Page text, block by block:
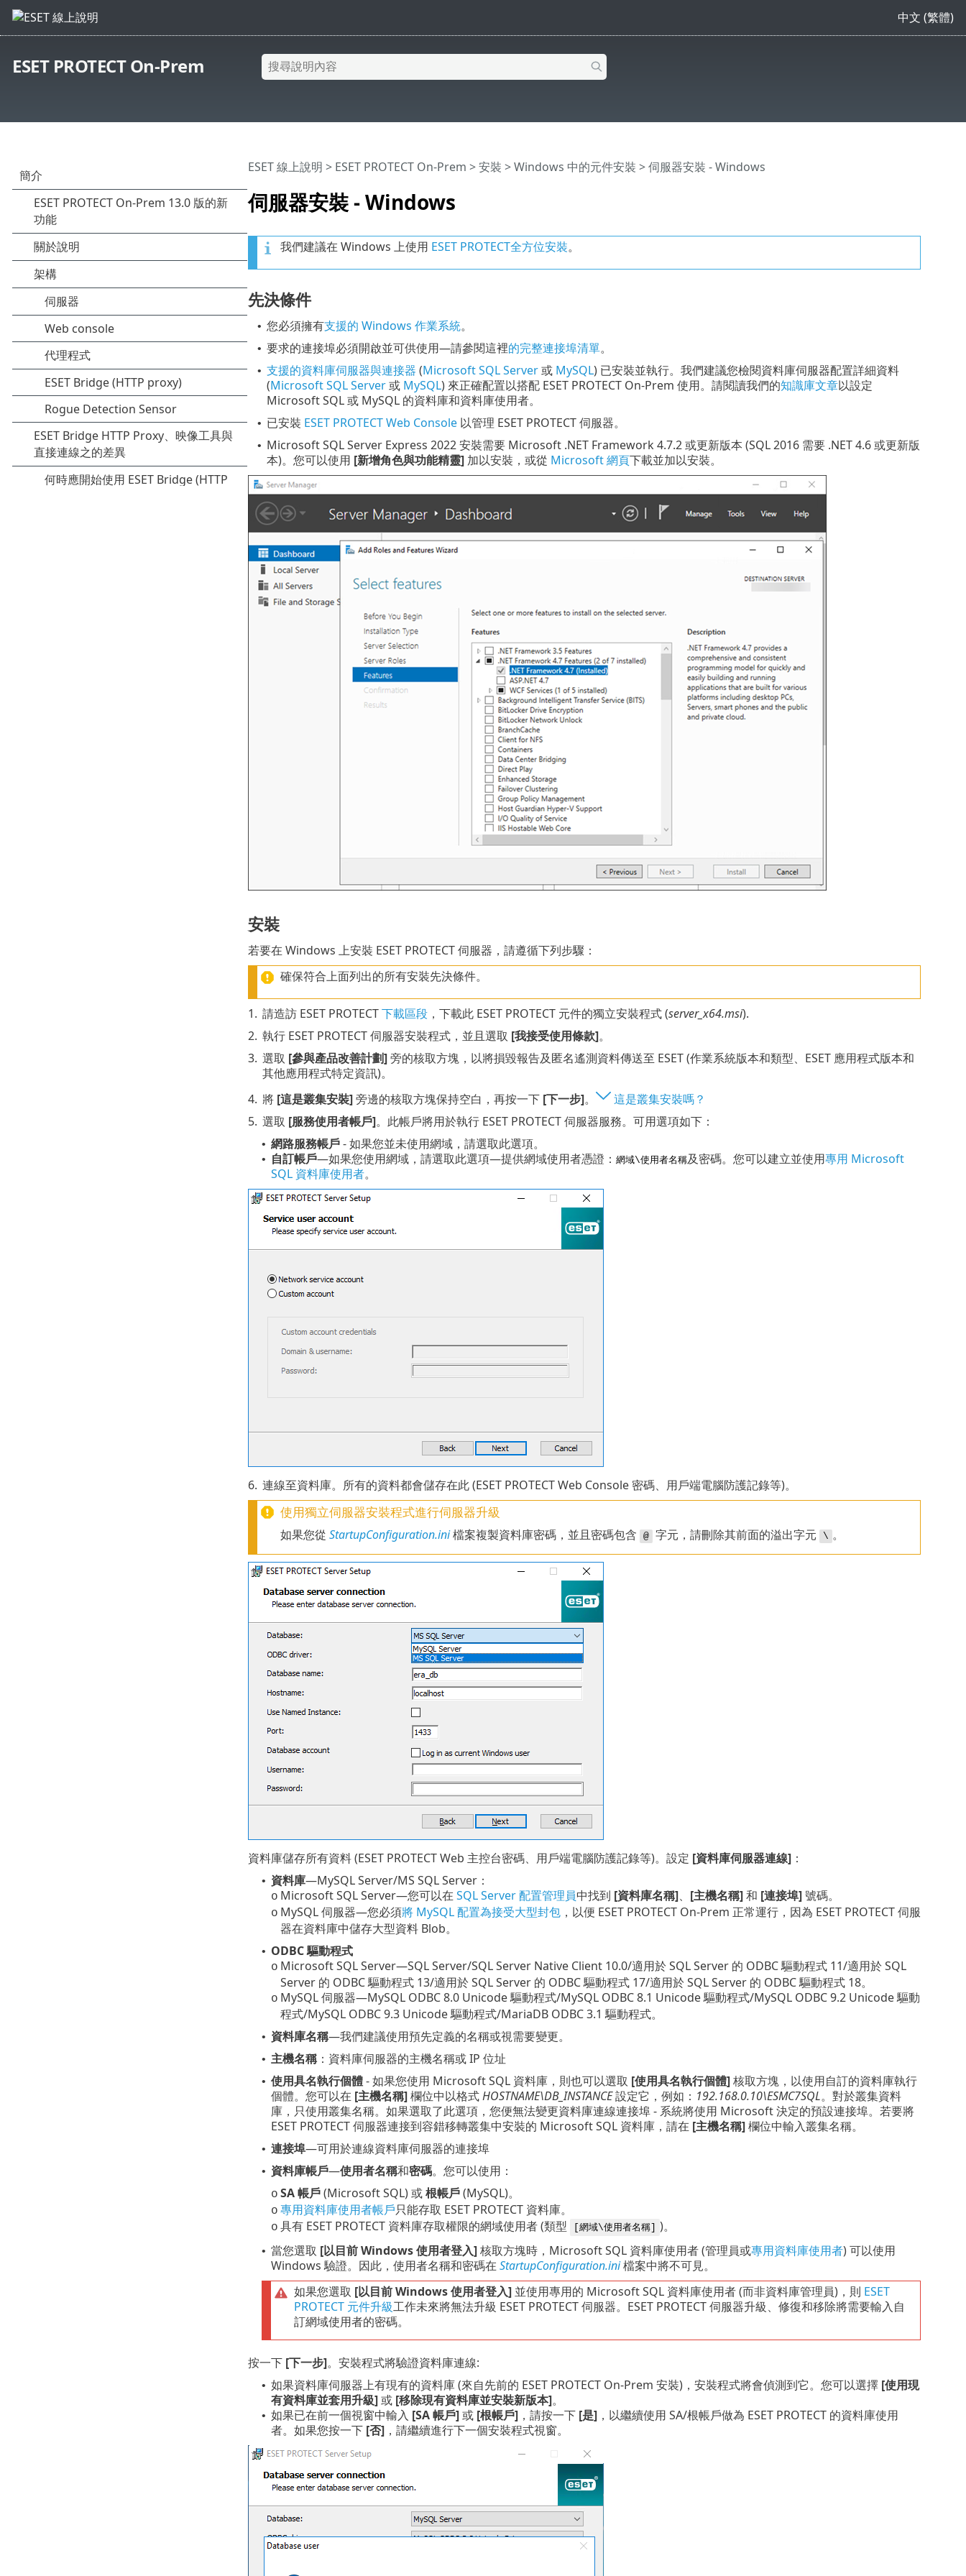
中文 (繁體)
ESET PROTECT On-Prem
伺服器安裝 - Windows
ESET 線上說明 > ESET PROTECT On-Prem >安裝 >Windows 中的元件安裝 > 伺服器安裝 - Windows
我們建議在 Windows 上使用 ESET PROTECT全方位安裝。
先決條件
• 您必須擁有支援的 Windows 作業系統。
• 要求的連接埠必須開啟並可供使用—請參閱這裡的完整連接埠清單。
• 支援的資料庫伺服器與連接器 (Microsoft SQL Server或 MySQL) 已安裝並執行。我們建議您檢閱資料庫伺服器配置詳細資料
(Microsoft SQL Server或 MySQL) 來正確配置以搭配 ESET PROTECT On-Prem 使用。請閱讀我們的知識庫文章以設定
Microsoft SQL 或 MySQL 的資料庫和資料庫使用者。
• 已安裝 ESET PROTECT Web Console 以管理 ESET PROTECT 伺服器。
• Microsoft SQL Server Express 2022 安裝需要 Microsoft .NET Framework 4.7.2 或更新版本 (SQL 2016 需要 .NET 4.6 或更新版
本)。您可以使用 [新增角色與功能精靈]加以安裝，或從 Microsoft 網頁下載並加以安裝。
安裝
若要在 Windows 上安裝 ESET PROTECT 伺服器，請遵循下列步驟：
確保符合上面列出的所有安裝先決條件。
1. 請造訪 ESET PROTECT下載區段，下載此 ESET PROTECT 元件的獨立安裝程式 (server_x64.msi).
2. 執行 ESET PROTECT 伺服器安裝程式，並且選取 [我接受使用條款]。
3. 選取 [參與產品改善計劃]旁的核取方塊，以將損毀報告及匿名遙測資料傳送至 ESET (作業系統版本和類型、ESET 應用程式版本和
其他應用程式特定資訊)。
4. 將 [這是叢集安裝]旁邊的核取方塊保持空白，再按一下 [下一步]。
這是叢集安裝嗎？
5. 選取 [服務使用者帳戶]。此帳戶將用於執行 ESET PROTECT 伺服器服務。可用選項如下：
• 網路服務帳戶- 如果您並未使用網域，請選取此選項。
• 自訂帳戶—如果您使用網域，請選取此選項—提供網域使用者憑證： 網域\使用者名稱及密碼。您可以建立並使用專用 Microsoft
SQL 資料庫使用者。
6. 連線至資料庫。所有的資料都會儲存在此 (ESET PROTECT Web Console 密碼、用戶端電腦防護記錄等)。
使用獨立伺服器安裝程式進行伺服器升級
如果您從 StartupConfiguration.ini檔案複製資料庫密碼，並且密碼包含 @ 字元，請刪除其前面的溢出字元 \ 。
資料庫儲存所有資料 (ESET PROTECT Web 主控台密碼、用戶端電腦防護記錄等)。設定 [資料庫伺服器連線]：
• 資料庫—MySQL Server/MS SQL Server：
o Microsoft SQL Server—您可以在 SQL Server 配置管理員中找到 [資料庫名稱]、 [主機名稱]和 [連接埠]號碼。
o MySQL 伺服器—您必須將 MySQL 配置為接受大型封包，以便 ESET PROTECT On-Prem 正常運行，因為 ESET PROTECT 伺服
器在資料庫中儲存大型資料 Blob。
• ODBC 驅動程式
o Microsoft SQL Server—SQL Server/SQL Server Native Client 10.0/適用於 SQL Server 的 ODBC 驅動程式 11/適用於 SQL
Server 的 ODBC 驅動程式 13/適用於 SQL Server 的 ODBC 驅動程式 17/適用於 SQL Server 的 ODBC 驅動程式 18。
o MySQL 伺服器—MySQL ODBC 8.0 Unicode 驅動程式/MySQL ODBC 8.1 Unicode 驅動程式/MySQL ODBC 9.2 Unicode 驅動
程式/MySQL ODBC 9.3 Unicode 驅動程式/MariaDB ODBC 3.1 驅動程式。
• 資料庫名稱—我們建議使用預先定義的名稱或視需要變更。
• 主機名稱：資料庫伺服器的主機名稱或 IP 位址
• 使用具名執行個體- 如果您使用 Microsoft SQL 資料庫，則也可以選取 [使用具名執行個體]核取方塊，以使用自訂的資料庫執行
個體。您可以在 [主機名稱]欄位中以格式HOSTNAME\DB_INSTANCE設定它，例如： 192.168.0.10\ESMC7SQL。對於叢集資料
庫，只使用叢集名稱。如果選取了此選項，您便無法變更資料庫連線連接埠 - 系統將使用 Microsoft 決定的預設連接埠。若要將
ESET PROTECT 伺服器連接到容錯移轉叢集中安裝的 Microsoft SQL 資料庫，請在 [主機名稱]欄位中輸入叢集名稱。
• 連接埠—可用於連線資料庫伺服器的連接埠
• 資料庫帳戶—使用者名稱和密碼。您可以使用：
o SA 帳戶(Microsoft SQL) 或根帳戶(MySQL)。
o 專用資料庫使用者帳戶只能存取 ESET PROTECT 資料庫。
o 具有 ESET PROTECT 資料庫存取權限的網域使用者 (類型 [網域\使用者名稱] )。
• 當您選取 [以目前 Windows 使用者登入]核取方塊時，Microsoft SQL 資料庫使用者 (管理員或專用資料庫使用者) 可以使用
Windows 驗證。因此，使用者名稱和密碼在 StartupConfiguration.ini檔案中將不可見。
如果您選取 [以目前 Windows 使用者登入]並使用專用的 Microsoft SQL 資料庫使用者 (而非資料庫管理員)，則 ESET
PROTECT 元件升級工作未來將無法升級 ESET PROTECT 伺服器。ESET PROTECT 伺服器升級、修復和移除將需要輸入自
訂網域使用者的密碼。
按一下 [下一步]。安裝程式將驗證資料庫連線:
• 如果資料庫伺服器上有現有的資料庫 (來自先前的 ESET PROTECT On-Prem 安裝)，安裝程式將會偵測到它。您可以選擇 [使用現
有資料庫並套用升級]或 [移除現有資料庫並安裝新版本]。
• 如果已在前一個視窗中輸入 [SA 帳戶]或 [根帳戶]，請按一下 [是]，以繼續使用 SA/根帳戶做為 ESET PROTECT 的資料庫使用
者。如果您按一下 [否]，請繼續進行下一個安裝程式視窗。